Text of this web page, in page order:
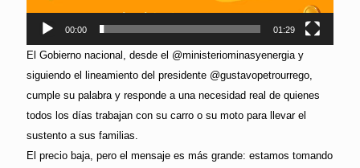
00:00 01:29
El Gobierno nacional, desde el @ministeriominasyenergia y
siguiendo el lineamiento del presidente @gustavopetrourrego,
cumple su palabra y responde a una necesidad real de quienes
todos los días trabajan con su carro o su moto para llevar el
sustento a sus familias.
El precio baja, pero el mensaje es más grande: estamos tomando